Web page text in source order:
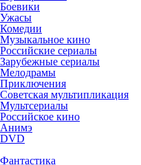
Боевики
Ужасы
Комедии
Музыкальное кино
Российские сериалы
Зарубежные сериалы
Мелодрамы
Приключения
Советская мультипликация
Мультсериалы
Российское кино
Анимэ
DVD
Фантастика